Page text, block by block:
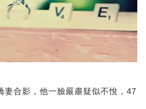
妻合影，他一臉嚴肅疑似不悅，47